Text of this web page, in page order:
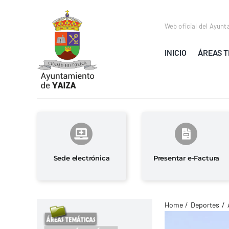
Web oficial del
INICIO ÁREAS
Sede electrónica Presentar e-Factura
Home Deportes